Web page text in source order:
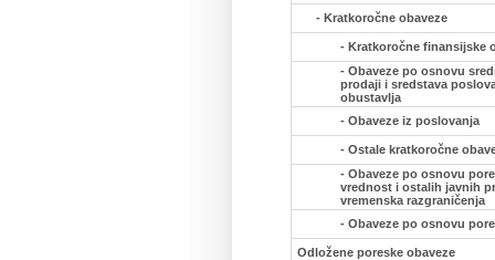
- Kratkoročne obaveze
- Kratkoročne finansijske
- Obaveze po osnovu
prodaji i sredstava
obustavlja
- Obaveze iz poslovanja
- Ostale kratkoročne
- Obaveze po osnovu
vrednost i ostalih javnih
vremenska razgraničenja
- Obaveze po osnovu
Odložene poreske obaveze